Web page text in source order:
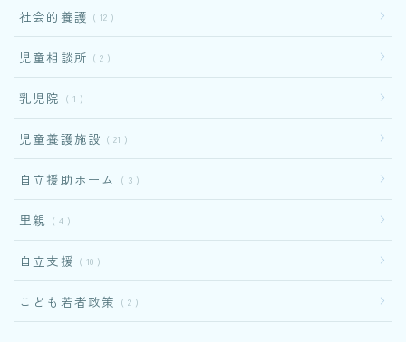
社会的養護 12
児童相談所 2
乳児院 1
児童養護施設 21
自立援助ホーム 3
里親 4
自立支援 10
こども若者政策 2